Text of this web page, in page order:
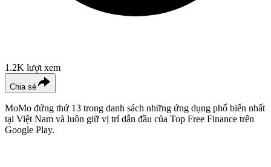
1.2K lượt xem
Chia sẻ
MoMo đứng thứ 13 trong danh sách những ứng dụng phổ biến nhất
tại Việt Nam và luôn giữ vị trí dẫn đầu của Top Free Finance trên
Google Play.